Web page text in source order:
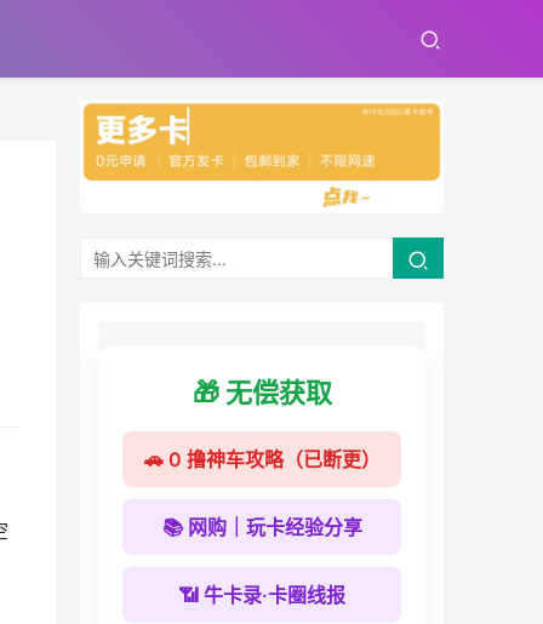
🎁 无偿获取
🚗 0 撸神车攻略（已断更）
📚 网购｜玩卡经验分享
📶 牛卡录·卡圈线报